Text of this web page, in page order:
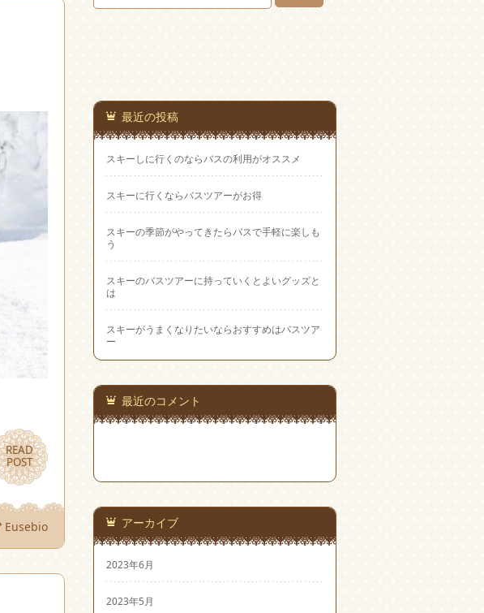
READ
POST
READ
POST
Eusebio
わせ
最近の投稿
スキーしに行くのならバスの利用がオススメ
スキーに行くならバスツアーがお得
スキーの季節がやってきたらバスで手軽に楽しも
う
スキーのバスツアーに持っていくとよいグッズと
は
スキーがうまくなりたいならおすすめはバスツア
ー
最近のコメント
アーカイブ
2023年6月
2023年5月